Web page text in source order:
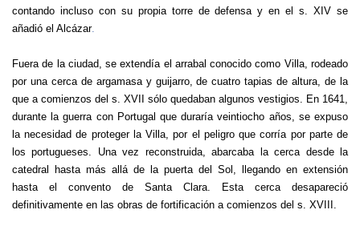
contando incluso con su propia torre de defensa y en el s. XIV se
añadió el Alcázar.
Fuera de la ciudad, se extendía el arrabal conocido como Villa, rodeado
por una cerca de argamasa y guijarro, de cuatro tapias de altura, de la
que a comienzos del s. XVII sólo quedaban algunos vestigios. En 1641,
durante la guerra con Portugal que duraría veintiocho años, se expuso
la necesidad de proteger la Villa, por el peligro que corría por parte de
los portugueses. Una vez reconstruida, abarcaba la cerca desde la
catedral hasta más allá de la puerta del Sol, llegando en extensión
hasta el convento de Santa Clara. Esta cerca desapareció
definitivamente en las obras de fortificación a comienzos del s. XVIII.